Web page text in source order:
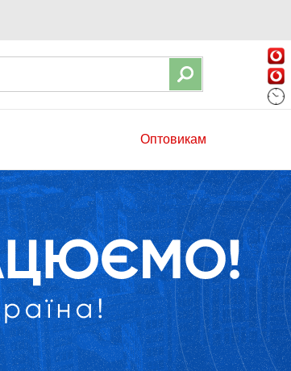
Оптовикам